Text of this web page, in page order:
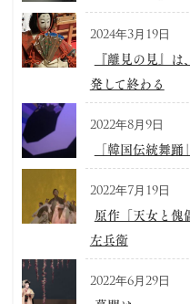
2024年3月19日
『離見の見』
発して終わる
2022年8月9日
「韓国伝統舞
2022年7月19日
原作「天女と
左兵衛
2022年6月29日